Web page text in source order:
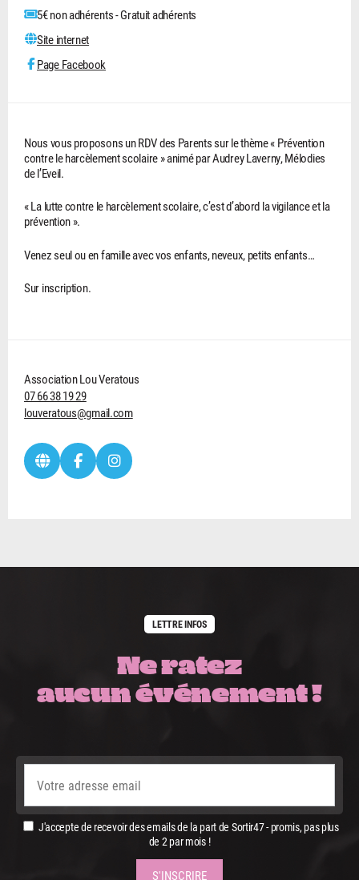
5€ non adhérents - Gratuit adhérents
Site internet
Page Facebook
Nous vous proposons un RDV des Parents sur le thème « Prévention
contre le harcèlement scolaire » animé par Audrey Laverny, Mélodies
de l’Eveil.
« La lutte contre le harcèlement scolaire, c’est d’abord la vigilance et la
prévention ».
Venez seul ou en famille avec vos enfants, neveux, petits enfants…
Sur inscription.
Association Lou Veratous
07 66 38 19 29
louveratous@gmail.com
LETTRE INFOS
Ne ratez
aucun événement !
J'accepte de recevoir des emails de la part de Sortir47 - promis, pas plus
de 2 par mois !